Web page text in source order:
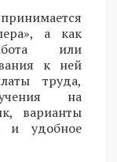
а как
или
к ней
труда,
на
варианты
и удобное